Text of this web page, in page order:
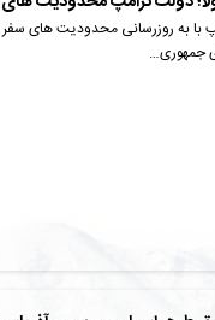
با به روزرسانی محدودیت های سفر
جمهوری…